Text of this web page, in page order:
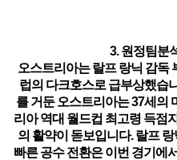
3. 원정팀분
오스트리아는 랄프 랑닉 감독
럽의 다크호스로 급부상했습
를 거둔 오스트리아는 37세의
리아 역대 월드컵 최고령 득점
의 활약이 돋보입니다. 랄프 랑
빠른 공수 전환은 이번 경기에